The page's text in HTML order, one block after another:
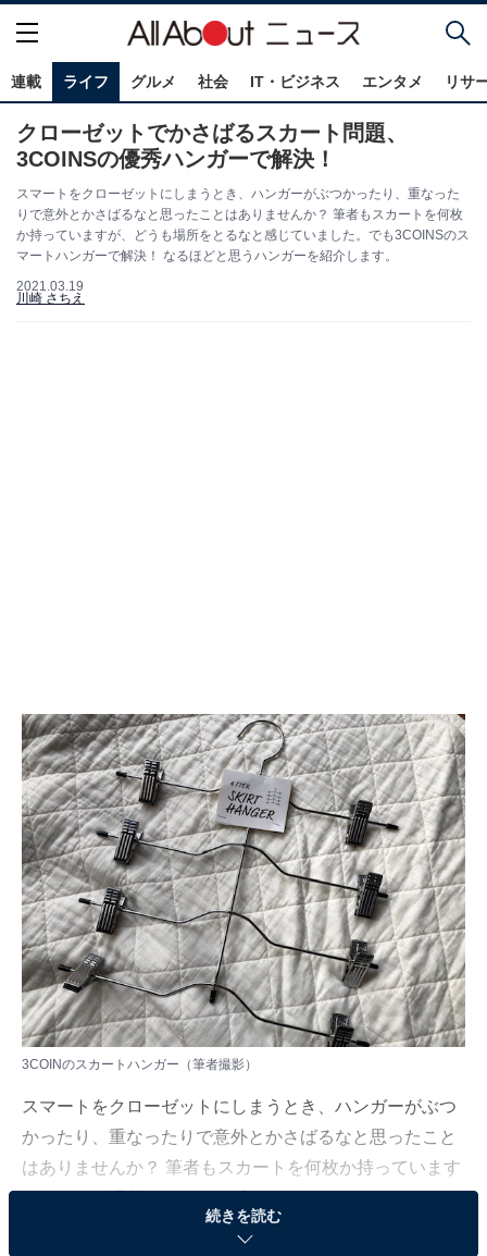
連載 ライフ グルメ 社会 IT・ビジネス エンタメ リサ
クローゼットでかさばるスカート問題、
3COINSの優秀ハンガーで解決！
スマートをクローゼットにしまうとき、ハンガーがぶつかったり、重なった
りで意外とかさばるなと思ったことはありませんか？ 筆者もスカートを何枚
か持っていますが、どうも場所をとるなと感じていました。でも3COINSのス
マートハンガーで解決！ なるほどと思うハンガーを紹介します。
2021.03.19
川崎 さちえ
3COINのスカートハンガー（筆者撮影）
スマートをクローゼットにしまうとき、ハンガーがぶつ
かったり、重なったりで意外とかさばるなと思ったこと
はありませんか？ 筆者もスカートを何枚か持っています
3COINSのスカートハンガーで解決！ なるほどと思うハ
続きを読む